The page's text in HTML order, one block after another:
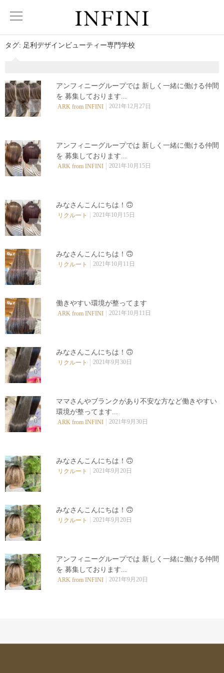
タグ: 足利デザインビューティー専門学校
0
アンフィニーグループでは 新しく一緒に働ける仲間
を 募集しております...
ARK from INFINI 2021年12月27日
0
アンフィニーグループでは 新しく一緒に働ける仲間
を 募集しております...
ARK from INFINI 2021年10月15日
0
みなさんこんにちは！🙃
リクルート 2021年10月15日
0
みなさんこんにちは！🙃
リクルート 2021年10月11日
0
働きやすい環境が整ってます
ARK from INFINI 2021年10月11日
0
みなさんこんにちは！🙃
リクルート 2021年9月30日
0
ママさんやブランクがあり不安な方など働きやすい
環境が整ってます...
ARK from INFINI 2021年9月30日
0
みなさんこんにちは！🙃
リクルート 2021年9月20日
0
みなさんこんにちは！🙃
リクルート 2021年9月20日
0
アンフィニーグループでは 新しく一緒に働ける仲間
を 募集しております...
ARK from INFINI 2021年9月20日